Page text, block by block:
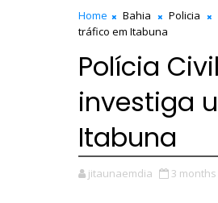
Home Bahia Policia
tráfico em Itabuna
Polícia
investiga
Itabuna
jitaunaemdia 3